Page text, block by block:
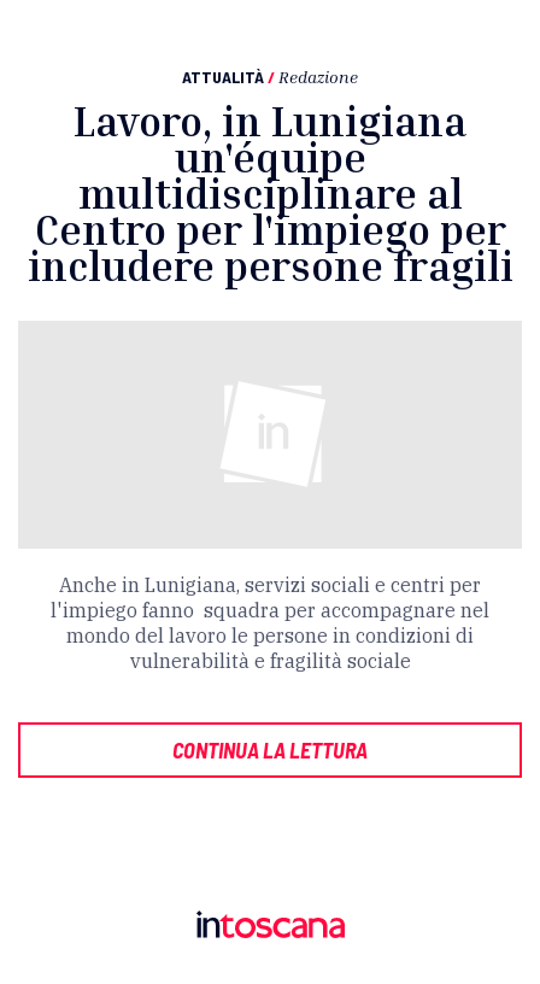
ATTUALITÀ/ Redazione
Lavoro, in Lunigiana
un'équipe
multidisciplinare al
Centro per l'impiego per
includere persone fragili
Anche in Lunigiana, servizi sociali e centri per
l'impiego fanno squadra per accompagnare nel
mondo del lavoro le persone in condizioni di
vulnerabilità e fragilità sociale
CONTINUA LA LETTURA